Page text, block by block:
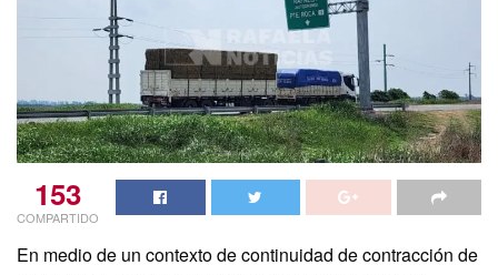
153
COMPARTIDO
En medio de un contexto de continuidad de contracción de